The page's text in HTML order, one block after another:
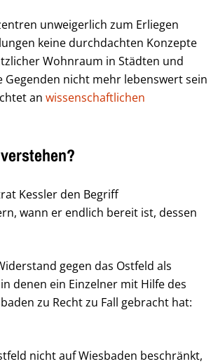
unweigerlich zum Erliegen
keine durchdachten Konzepte
Wohnraum in Städten und
nicht mehr lebenswert sein
an wissenschaftlichen
Kessler den Begriff
wann er endlich bereit ist, dessen
gegen das Ostfeld als
denen ein Einzelner mit Hilfe des
zu Recht zu Fall gebracht hat:
nicht auf Wiesbaden beschränkt,